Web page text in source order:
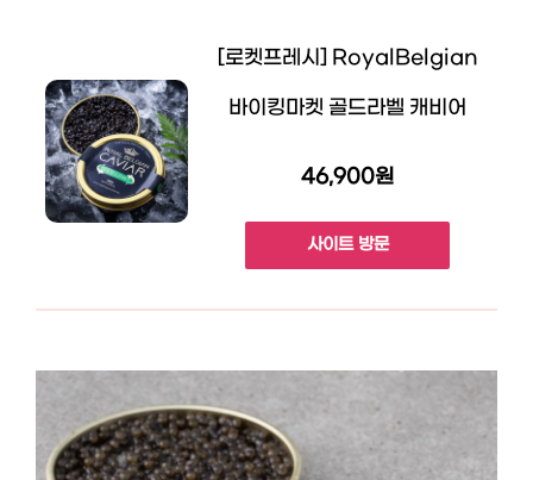
[로켓프레시] RoyalBelgian
바이킹마켓 골드라벨 캐비어
46,900원
사이트 방문